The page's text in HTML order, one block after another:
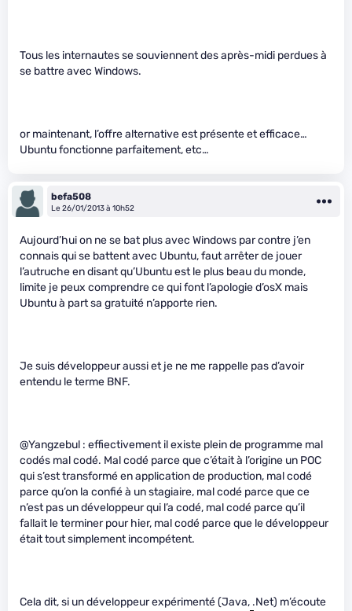
Tous les internautes se souviennent des après-midi perdues à
se battre avec Windows.
or maintenant, l’offre alternative est présente et efficace…
Ubuntu fonctionne parfaitement, etc…
befa508
Le 26/01/2013 à 10h52
Aujourd’hui on ne se bat plus avec Windows par contre j’en
connais qui se battent avec Ubuntu, faut arrêter de jouer
l’autruche en disant qu’Ubuntu est le plus beau du monde,
limite je peux comprendre ce qui font l’apologie d’osX mais
Ubuntu à part sa gratuité n’apporte rien.
Je suis développeur aussi et je ne me rappelle pas d’avoir
entendu le terme BNF.
@Yangzebul : effiectivement il existe plein de programme mal
codés mal codé. Mal codé parce que c’était à l’origine un POC
qui s’est transformé en application de production, mal codé
parce qu’on la confié à un stagiaire, mal codé parce que ce
n’est pas un développeur qui l’a codé, mal codé parce qu’il
fallait le terminer pour hier, mal codé parce que le développeur
était tout simplement incompétent.
Cela dit, si un développeur expérimenté (Java, .Net) m’écoute